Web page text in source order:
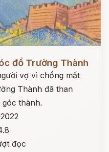
đổ Trường Thành
vợ vì chồng mất
Thành đã than
thành.
2022
đọc